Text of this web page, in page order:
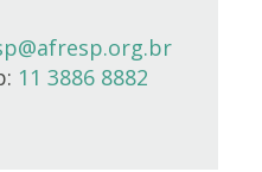
11 3886 8882